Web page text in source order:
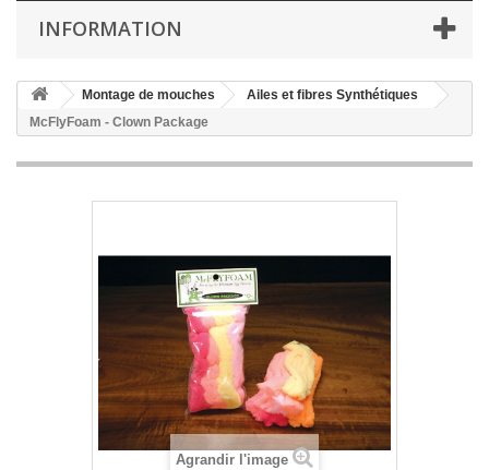
INFORMATION
Montage de mouches
Ailes et fibres Synthétiques
McFlyFoam - Clown Package
Agrandir l'image